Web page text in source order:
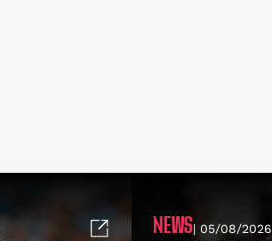
NEWS| 05/08/2026